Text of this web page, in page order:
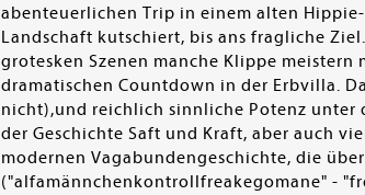
abenteuerlichen Trip in einem alten
Landschaft kutschiert, bis ans fragliche
grotesken Szenen manche Klippe
dramatischen Countdown in der Erbvilla.
nicht),und reichlich sinnliche Potenz
der Geschichte Saft und Kraft, aber auch
modernen Vagabundengeschichte, die
("alfamännchenkontrollfreakegomane" -